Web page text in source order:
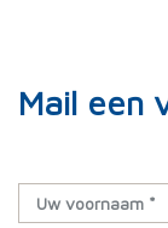
Mail een
Uw voornaam *